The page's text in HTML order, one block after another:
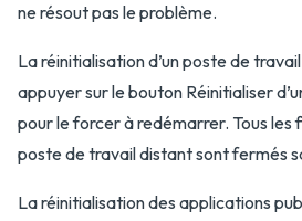
ne résout pas le problème.
La réinitialisation d’un poste de
appuyer sur le bouton Réinitialiser
pour le forcer à redémarrer. Tous les
poste de travail distant sont fermés
La réinitialisation des applications